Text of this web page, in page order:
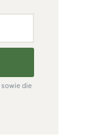
sowie die